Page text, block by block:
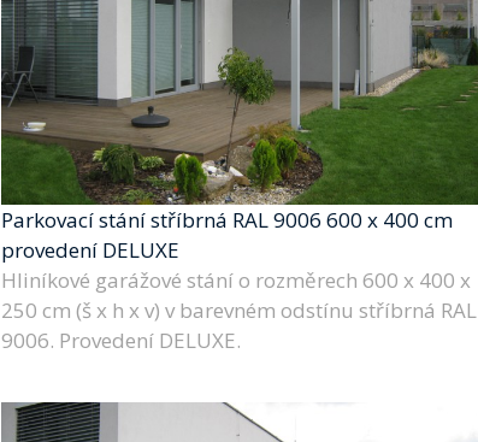
Parkovací stání stříbrná RAL 9006 600 x 400 cm
provedení DELUXE
Hliníkové garážové stání o rozměrech 600 x 400 x
250 cm (š x h x v) v barevném odstínu stříbrná RAL
9006. Provedení DELUXE.